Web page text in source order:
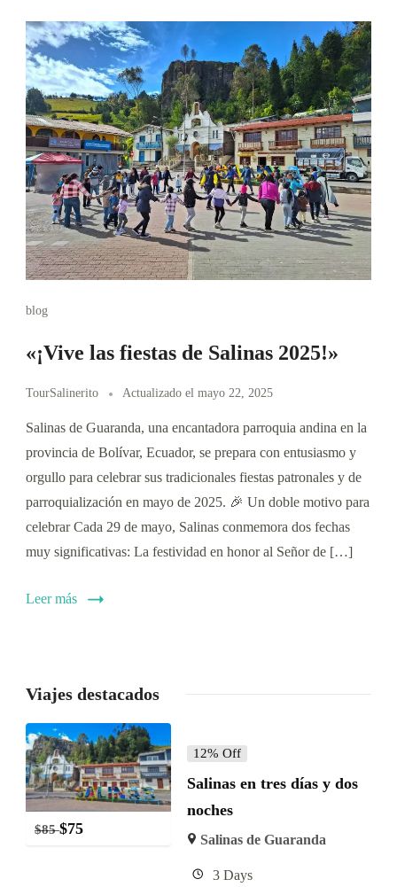
blog
«¡Vive las fiestas de Salinas 2025!»
TourSalinerito Actualizado el mayo 22, 2025
Salinas de Guaranda, una encantadora parroquia andina en la
provincia de Bolívar, Ecuador, se prepara con entusiasmo y
orgullo para celebrar sus tradicionales fiestas patronales y de
parroquialización en mayo de 2025. 🎉 Un doble motivo para
celebrar Cada 29 de mayo, Salinas conmemora dos fechas
muy significativas: La festividad en honor al Señor de […]
Leer más
Viajes destacados
$85 $75
12% Off
Salinas en tres días y dos
noches
Salinas de Guaranda
3 Days